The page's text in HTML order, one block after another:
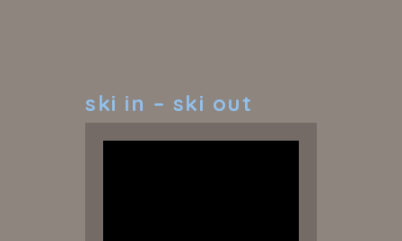
ski in – ski out